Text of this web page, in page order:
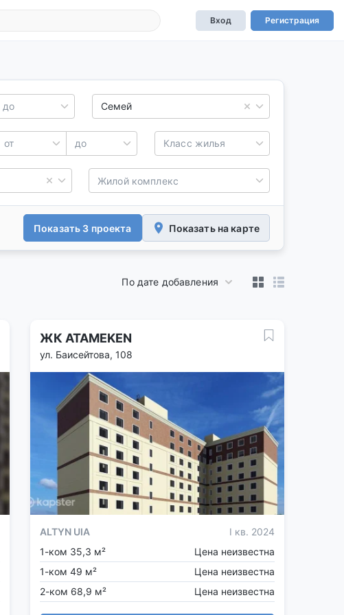
Вход Регистрация
до Семей
от до Класс жилья
Показать 3 проекта Показать на карте
По дате добавления
ЖК ATAMEKEN
ул. Баисейтова, 108
ALTYN UIA
I кв. 2024
1-ком 35,3 м²
Цена неизвестна
1-ком 49 м²
Цена неизвестна
2-ком 68,9 м²
Цена неизвестна